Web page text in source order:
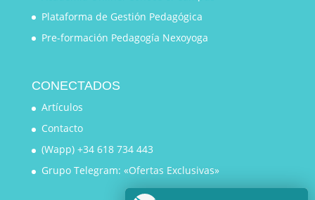
Plataforma de Gestión Pedagógica
Pre-formación Pedagogía Nexoyoga
CONECTADOS
Artículos
Contacto
(Wapp) +34 618 734 443
Grupo Telegram: «Ofertas Exclusivas»